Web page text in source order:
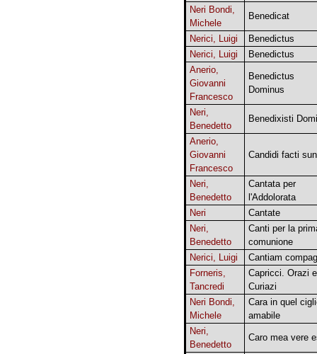
Neri Bondi,
Michele
Benedicat
Nerici, Luigi
Benedictus
Nerici, Luigi
Benedictus
Anerio,
Giovanni
Francesco
Benedictus
Dominus
Neri,
Benedetto
Benedixisti
Anerio,
Giovanni
Francesco
Candidi facti
Neri,
Benedetto
Cantata per
l'Addolorata
Neri
Cantate
Neri,
Benedetto
Canti per la
comunione
Nerici, Luigi
Cantiam
Forneris,
Tancredi
Capricci. Orazi e
Curiazi
Neri Bondi,
Michele
Cara in quel
amabile
Neri,
Benedetto
Caro mea vere